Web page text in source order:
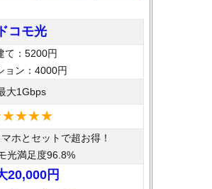
ドコモ光
て：5200円
ョン：4000円
大1Gbps
ホとセットで超お得！
光満足度96.8%
20,000円